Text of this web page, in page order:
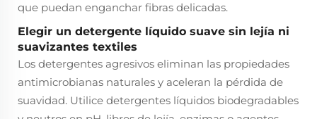
que puedan enganchar fibras delicadas.
Elegir un detergente líquido suave sin lejía ni
suavizantes textiles
Los detergentes agresivos eliminan las propiedades
antimicrobianas naturales y aceleran la pérdida de
suavidad. Utilice detergentes líquidos biodegradables